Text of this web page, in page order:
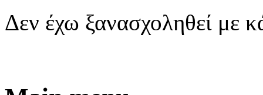
Δεν έχω ξανασχοληθεί με